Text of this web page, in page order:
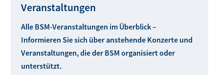
Veranstaltungen
Alle BSM-Veranstaltungen im Überblick –
Informieren Sie sich über anstehende Konzerte und
Veranstaltungen, die der BSM organisiert oder
unterstützt.